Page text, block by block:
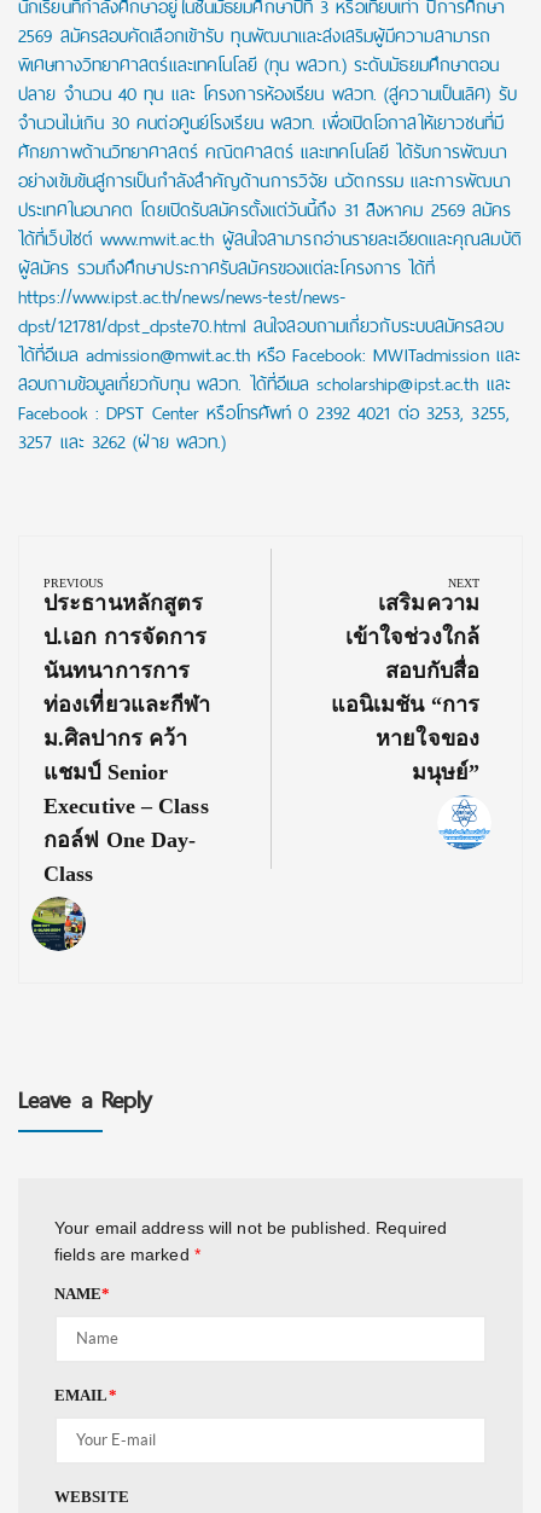
นักเรียนที่กำลังศึกษาอยู่ในชั้นมัธยมศึกษาปีที่ 3 หรือเทียบเท่า ปีการศึกษา
2569 สมัครสอบคัดเลือกเข้ารับ ทุนพัฒนาและส่งเสริมผู้มีความสามารถ
พิเศษทางวิทยาศาสตร์และเทคโนโลยี (ทุน พสวท.) ระดับมัธยมศึกษาตอน
ปลาย จำนวน 40 ทุน และ โครงการห้องเรียน พสวท. (สู่ความเป็นเลิศ) รับ
จำนวนไม่เกิน 30 คนต่อศูนย์โรงเรียน พสวท. เพื่อเปิดโอกาสให้เยาวชนที่มี
ศักยภาพด้านวิทยาศาสตร์ คณิตศาสตร์ และเทคโนโลยี ได้รับการพัฒนา
อย่างเข้มข้นสู่การเป็นกำลังสำคัญด้านการวิจัย นวัตกรรม และการพัฒนา
ประเทศในอนาคต โดยเปิดรับสมัครตั้งแต่วันนี้ถึง 31 สิงหาคม 2569 สมัคร
ได้ที่เว็บไซต์ www.mwit.ac.th ผู้สนใจสามารถอ่านรายละเอียดและคุณสมบัติ
ผู้สมัคร รวมถึงศึกษาประกาศรับสมัครของแต่ละโครงการ ได้ที่
https://www.ipst.ac.th/news/news-test/news-
dpst/121781/dpst_dpste70.html สนใจสอบถามเกี่ยวกับระบบสมัครสอบ
ได้ที่อีเมล admission@mwit.ac.th หรือ Facebook: MWITadmission และ
สอบถามข้อมูลเกี่ยวกับทุน พสวท. ได้ที่อีเมล scholarship@ipst.ac.th และ
Facebook : DPST Center หรือโทรศัพท์ 0 2392 4021 ต่อ 3253, 3255,
3257 และ 3262 (ฝ่าย พสวท.)
navigation
PREVIOUS
Previous
Post:
ประธานหลักสูตร
ป.เอก การจัดการ
นันทนาการการ
ท่องเที่ยวและกีฬา
ม.ศิลปากร คว้า
แชมป์ Senior
Executive – Class
กอล์ฟ One Day-
Class
NEXT
Next
Post:
เสริมความ
เข้าใจช่วงใกล้
สอบกับสื่อ
แอนิเมชัน “การ
หายใจของ
มนุษย์”
Leave a Reply
Your email address will not be published.
Required
fields are marked *
NAME*
EMAIL*
WEBSITE